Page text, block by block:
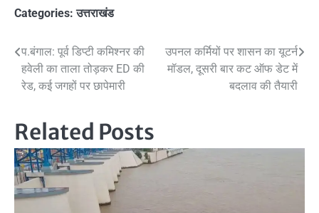
Categories:उत्तराखंड
Post
navigation
प.बंगाल: पूर्व डिप्टी कमिश्नर की
हवेली का ताला तोड़कर ED की
रेड, कई जगहों पर छापेमारी
उपनल कर्मियों पर शासन का यूटर्न
मॉडल, दूसरी बार कट ऑफ डेट में
बदलाव की तैयारी
Related Posts